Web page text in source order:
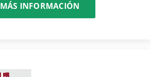
MÁS INFORMACIÓN